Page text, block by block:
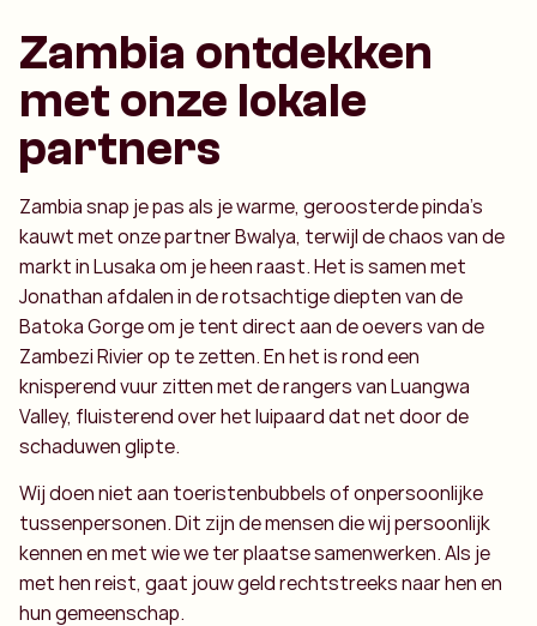
Zambia ontdekken
met onze lokale
partners
Zambia snap je pas als je warme, geroosterde pinda's
kauwt met onze partner Bwalya, terwijl de chaos van de
markt in Lusaka om je heen raast. Het is samen met
Jonathan afdalen in de rotsachtige diepten van de
Batoka Gorge om je tent direct aan de oevers van de
Zambezi Rivier op te zetten. En het is rond een
knisperend vuur zitten met de rangers van Luangwa
Valley, fluisterend over het luipaard dat net door de
schaduwen glipte.
Wij doen niet aan toeristenbubbels of onpersoonlijke
tussenpersonen. Dit zijn de mensen die wij persoonlijk
kennen en met wie we ter plaatse samenwerken. Als je
met hen reist, gaat jouw geld rechtstreeks naar hen en
hun gemeenschap.